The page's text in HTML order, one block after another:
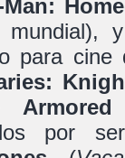
mundial),
para cine
por